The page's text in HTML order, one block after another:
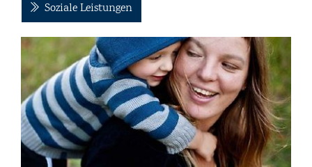
Soziale Leistungen